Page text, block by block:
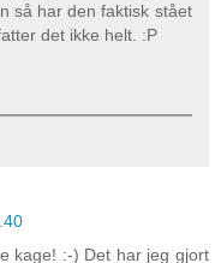
så har den faktisk stået
det ikke helt. :P
kage! :-) Det har jeg gjort